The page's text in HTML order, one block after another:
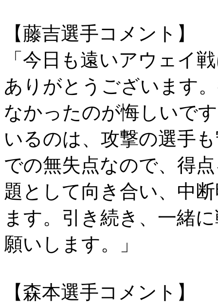
【藤吉選手コメント】
「今日も遠いアウェイ
ありがとうございます
なかったのが悔しいで
いるのは、攻撃の選手
での無失点なので、得
題として向き合い、中
ます。引き続き、一緒
願いします。」
【森本選手コメント】